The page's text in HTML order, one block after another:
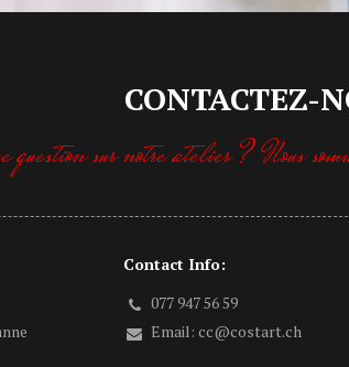
CONTACTEZ-
sur notre atelier ? Nous
Contact Info:
077 947 56 59
Email:cc@costart.ch